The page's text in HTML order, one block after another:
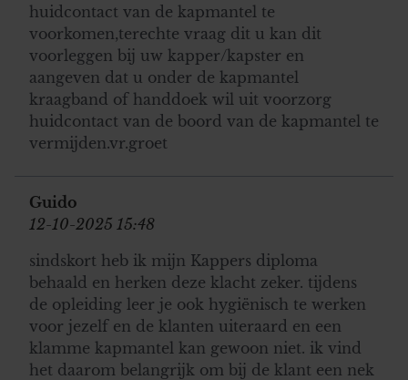
huidcontact van de kapmantel te
voorkomen,terechte vraag dit u kan dit
voorleggen bij uw kapper/kapster en
aangeven dat u onder de kapmantel
kraagband of handdoek wil uit voorzorg
huidcontact van de boord van de kapmantel te
vermijden.vr.groet
Guido
12-10-2025 15:48
sindskort heb ik mijn Kappers diploma
behaald en herken deze klacht zeker. tijdens
de opleiding leer je ook hygiënisch te werken
voor jezelf en de klanten uiteraard en een
klamme kapmantel kan gewoon niet. ik vind
het daarom belangrijk om bij de klant een nek